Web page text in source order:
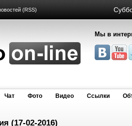
(RSS)
Мы в
Чат Фото Видео Cсылки
(17-02-2016)